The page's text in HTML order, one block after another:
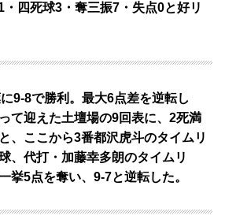
四死球3・奪三振7・失点0と好リ
9-8で勝利。最大6点差を逆転し
て迎えた土壇場の9回表に、2死満
、ここから3番都沢虎斗のタイムリ
、代打・加藤幸多朗のタイムリ
挙5点を奪い、9-7と逆転した。